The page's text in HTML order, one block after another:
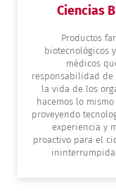
Ciencias
Productos
biotecnológicos
médicos
responsabilidad de
la vida de los
hacemos lo
proveyendo
experiencia y
proactivo para el
ininterrumpida